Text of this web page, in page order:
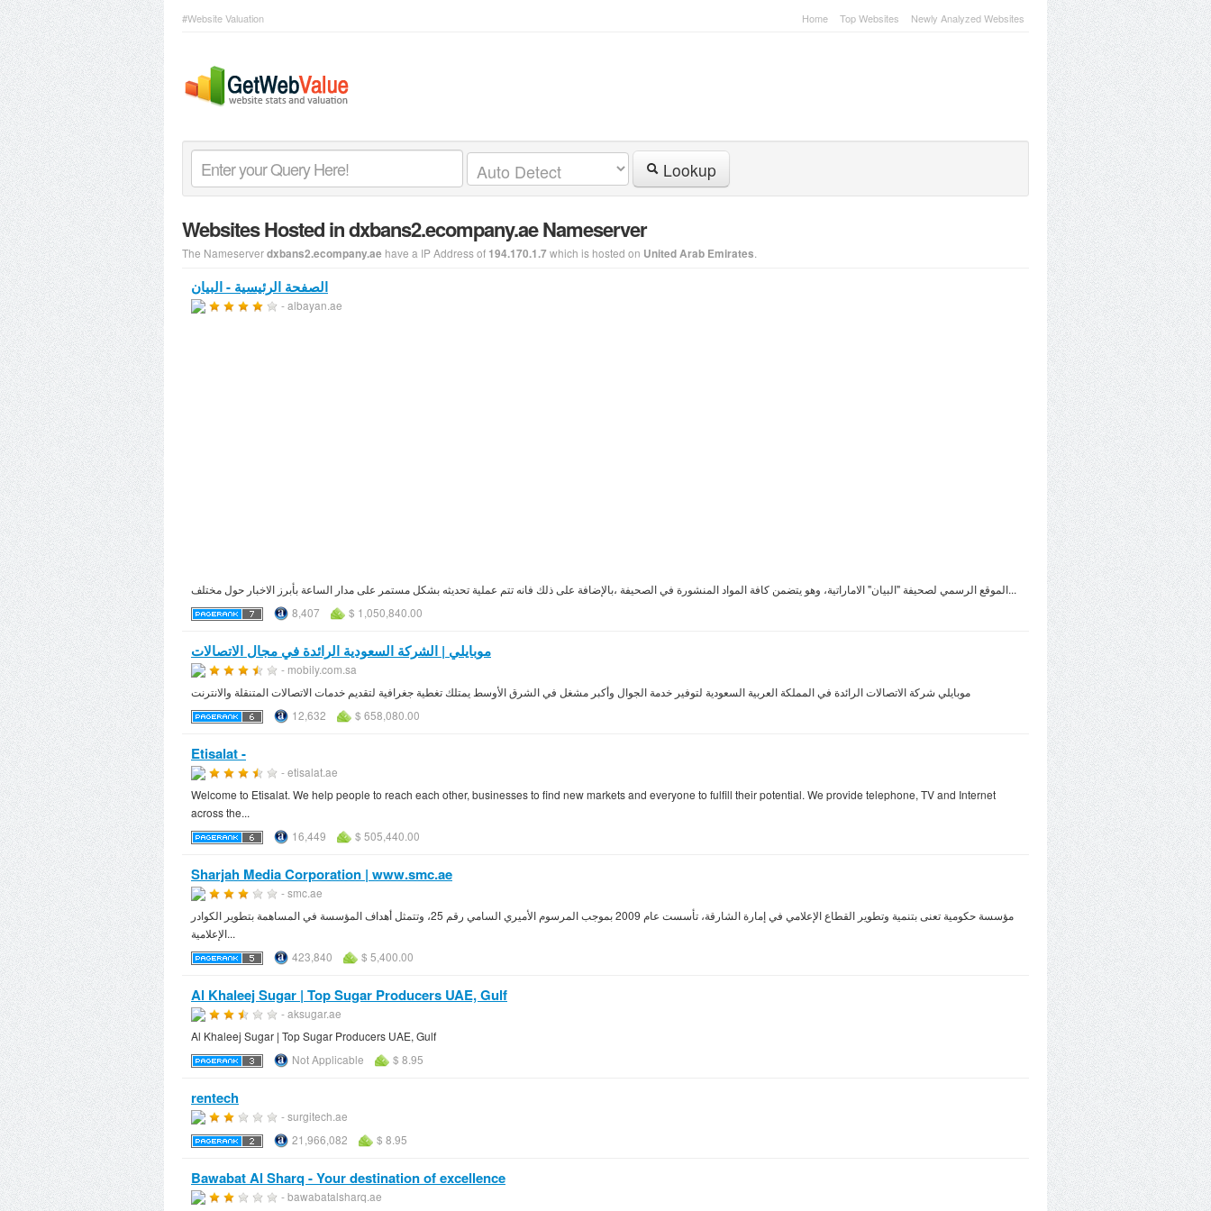
#Website Valuation Home Top Websites Newly Analyzed Websites
Lookup
Websites Hosted in dxbans2.ecompany.ae Nameserver
The Nameserverdxbans2.ecompany.ae have a IP Address of 194.170.1.7which is hosted on United Arab Emirates
الصفحة الرئيسية - البيان
- albayan.ae
الموقع الرسمي لصحيفة "البيان" الاماراتية، وهو يتضمن كافة المواد المنشورة في الصحيفة ،بالإضافة على ذلك فانه تتم عملية تحديثه بشكل مستمر على مدار الساعة بأبرز الاخبار حول مختلف...
8,407
$ 1,050,840.00
موبايلي | الشركة السعودية الرائدة في مجال الاتصالات
- mobily.com.sa
موبايلي شركة الاتصالات الرائدة في المملكة العربية السعودية لتوفير خدمة الجوال وأكبر مشغل في الشرق الأوسط يمتلك تغطية جغرافية لتقديم خدمات الاتصالات المتنقلة والانترنت
12,632
$ 658,080.00
Etisalat -
- etisalat.ae
Welcome to Etisalat. We help people to reach each other, businesses to find new markets and everyone to fulfill their potential. We provide telephone, TV and Internet
across the...
16,449
$ 505,440.00
Sharjah Media Corporation | www.smc.ae
- smc.ae
مؤسسة حكومية تعنى بتنمية وتطوير القطاع الإعلامي في إمارة الشارقة، تأسست عام 2009 بموجب المرسوم الأميري السامي رقم 25، وتتمثل أهداف المؤسسة في المساهمة بتطوير الكوادر
الإعلامية...
423,840
$ 5,400.00
Al Khaleej Sugar | Top Sugar Producers UAE, Gulf
- aksugar.ae
Al Khaleej Sugar | Top Sugar Producers UAE, Gulf
Not Applicable
$ 8.95
rentech
- surgitech.ae
21,966,082
$ 8.95
Bawabat Al Sharq - Your destination of excellence
- bawabatalsharq.ae